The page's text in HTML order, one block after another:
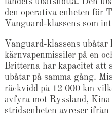
den operativa enheten för
Vanguard-klassens som
Vanguard-klassens ubåtar
kärnvapenmissiler på en
Britterna har kapacitet att
ubåtar på samma gång.
räckvidd på 12 000 km
avfyra mot Ryssland,
stridsenheten avreser